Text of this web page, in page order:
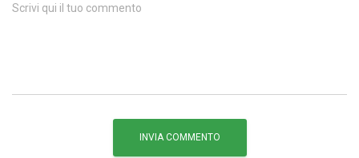
Scrivi qui il tuo commento